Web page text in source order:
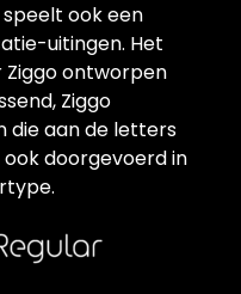
ook een
uitingen. Het
ontworpen
Ziggo
die aan de letters
ook doorgevoerd in